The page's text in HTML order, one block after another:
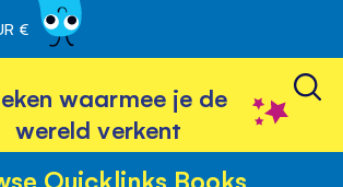
€
waarmee je de
wereld verkent
Quicklinks Books